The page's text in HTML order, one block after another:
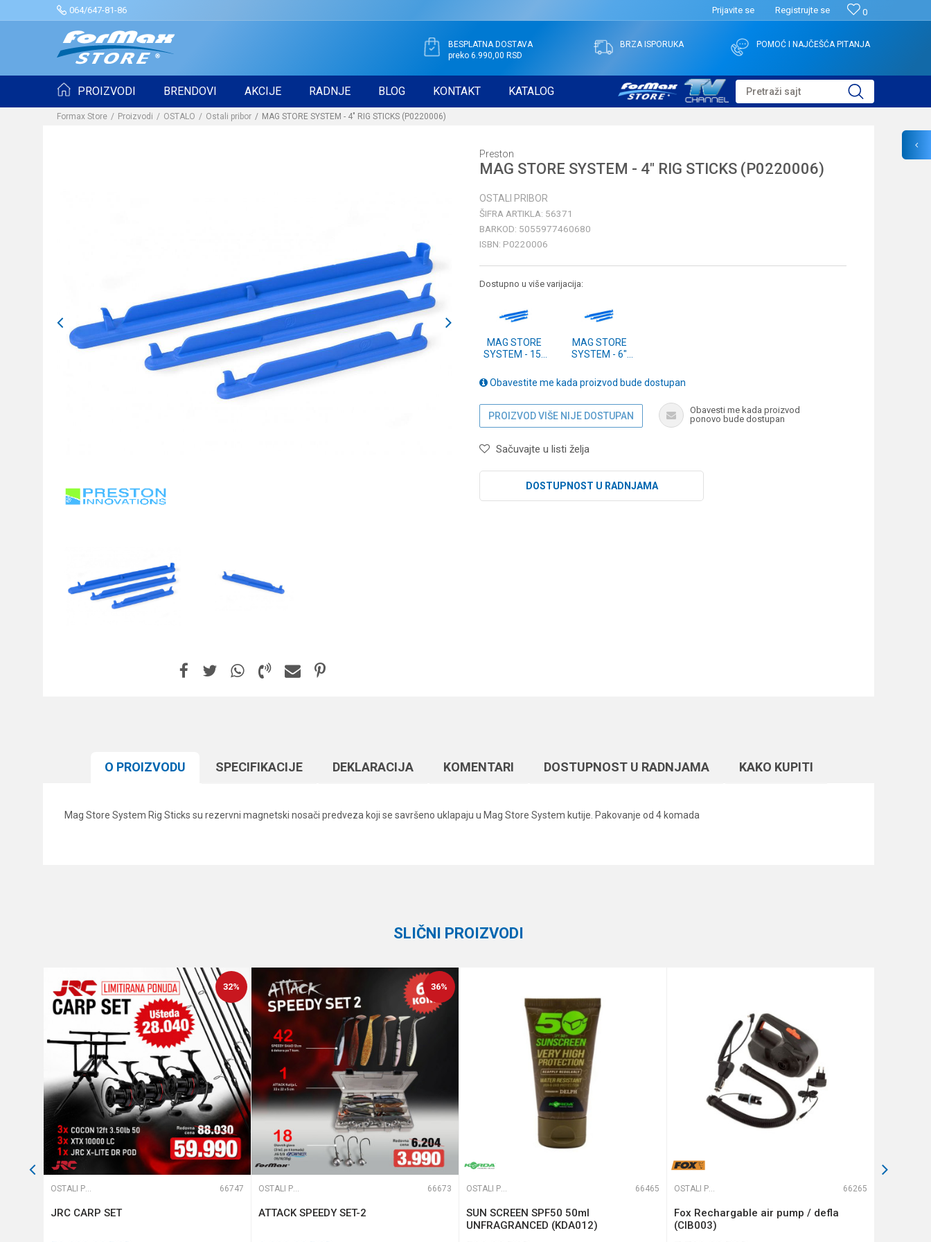
064/647-81-86 0
Prijavite se Registrujte se
BESPLATNA DOSTAVA
preko 6.990,00 RSD
BRZA ISPORUKA POMOĆ I NAJČEŠĆA PITANJA
PROIZVODI BRENDOVI AKCIJE RADNJE BLOG KONTAKT KATALOG Pretraži sajt
Formax Store Proizvodi OSTALO Ostali pribor MAG STORE SYSTEM - 4" RIG STICKS (P0220006)
Preston
MAG STORE SYSTEM - 4" RIG STICKS (P0220006)
OSTALI PRIBOR
ŠIFRA ARTIKLA: 56371
BARKOD: 5055977460680
ISBN: P0220006
Dostupno u više varijacija:
MAG STORE
SYSTEM - 15"
(P0220008)
MAG STORE
SYSTEM - 6"
(P0220007)
Obavestite me kada proizvod bude dostupan
PROIZVOD VIŠE NIJE DOSTUPAN
Obavesti me kada proizvod
ponovo bude dostupan
Sačuvajte u listi želja
DOSTUPNOST U RADNJAMA
O PROIZVODU SPECIFIKACIJЕ DEKLARACIJA KOMENTARI DOSTUPNOST U RADNJAMA KAKO KUPITI
Mag Store System Rig Sticks su rezervni magnetski nosači predveza koji se savršeno uklapaju u Mag Store System kutije. Pakovanje od 4 komada
Anti-spam zaštita - izračunajte koliko je 2 + 3 :
POŠALJI
SLIČNI PROIZVODI
32%
OSTALI PRIBOR 66747
JRC CARP SET
36%
OSTALI PRIBOR 66673
ATTACK SPEEDY SET-2
OSTALI PRIBOR 66465
SUN SCREEN SPF50 50ml
UNFRAGRANCED (KDA012)
OSTALI PRIBOR 66265
Fox Rechargable air pump / defla
(CIB003)